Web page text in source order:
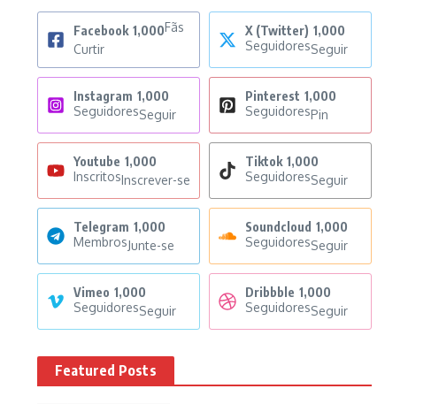
Facebook 1,000Fãs
Curtir
X (Twitter) 1,000
SeguidoresSeguir
Instagram 1,000
SeguidoresSeguir
Pinterest 1,000
SeguidoresPin
Youtube 1,000
InscritosInscrever-se
Tiktok 1,000
SeguidoresSeguir
Telegram 1,000
MembrosJunte-se
Soundcloud 1,000
SeguidoresSeguir
Vimeo 1,000
SeguidoresSeguir
Dribbble 1,000
SeguidoresSeguir
Featured Posts